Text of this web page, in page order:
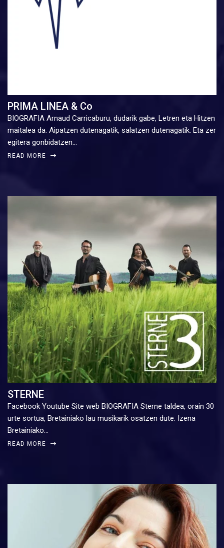
PRIMA LINEA & Co
BIOGRAFIA Arnaud Carricaburu, dudarik gabe, Letren eta Hitzen
maitalea da. Aipatzen dutenagatik, salatzen dutenagatik. Eta zer
egitera gonbidatzen…
READ MORE
STERNE
Facebook Youtube Site web BIOGRAFIA Sterne taldea, orain 30
urte sortua, Bretainiako lau musikarik osatzen dute. Izena
Bretainiako…
READ MORE